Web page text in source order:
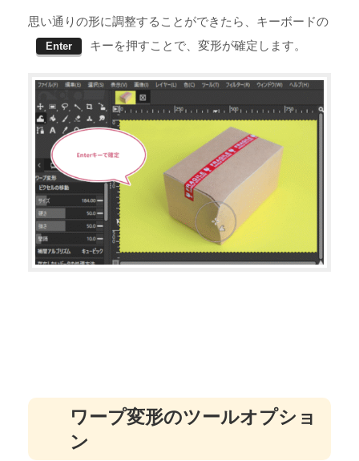
思い通りの形に調整することができたら、キーボードの
Enter キーを押すことで、変形が確定します。
ワープ変形のツールオプショ
ン